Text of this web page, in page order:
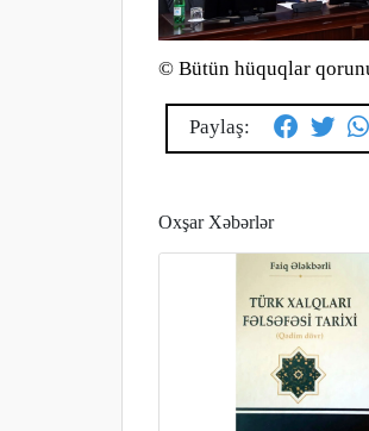
© Bütün hüquqlar
Paylaş:
Oxşar Xəbərlər